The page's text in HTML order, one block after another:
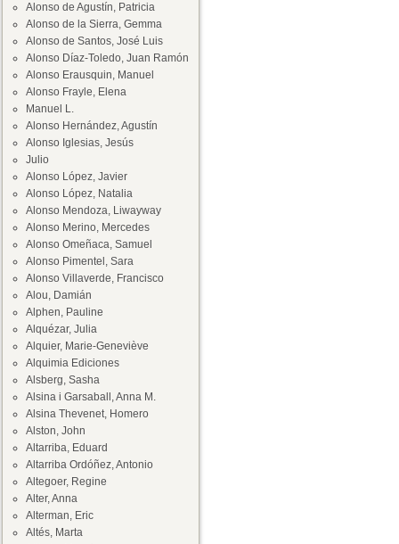
Alonso de Agustín, Patricia
Alonso de la Sierra, Gemma
Alonso de Santos, José Luis
Alonso Díaz-Toledo, Juan Ramón
Alonso Erausquin, Manuel
Alonso Frayle, Elena
Manuel L.
Alonso Hernández, Agustín
Alonso Iglesias, Jesús
Julio
Alonso López, Javier
Alonso López, Natalia
Alonso Mendoza, Liwayway
Alonso Merino, Mercedes
Alonso Omeñaca, Samuel
Alonso Pimentel, Sara
Alonso Villaverde, Francisco
Alou, Damián
Alphen, Pauline
Alquézar, Julia
Alquier, Marie-Geneviève
Alquimia Ediciones
Alsberg, Sasha
Alsina i Garsaball, Anna M.
Alsina Thevenet, Homero
Alston, John
Altarriba, Eduard
Altarriba Ordóñez, Antonio
Altegoer, Regine
Alter, Anna
Alterman, Eric
Altés, Marta